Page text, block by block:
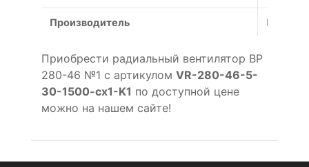
Производитель Россия
Приобрести радиальный вентилятор ВР
280-46 №1 с артикулом VR-280-46-5-
30-1500-cx1-K1 по доступной цене
можно на нашем сайте!